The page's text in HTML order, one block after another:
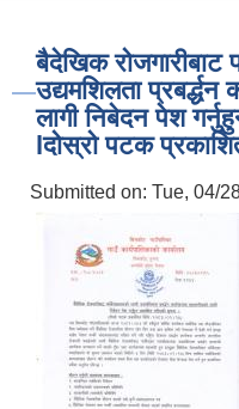
बैदेखिक रोजगारीबाट
उद्यमशिलता प्रबर्द्धन
लागी निबेदन पेश
lदोस्रो पटक
Submitted on: Tue, 04/